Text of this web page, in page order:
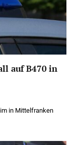
auf B470 in
in Mittelfranken